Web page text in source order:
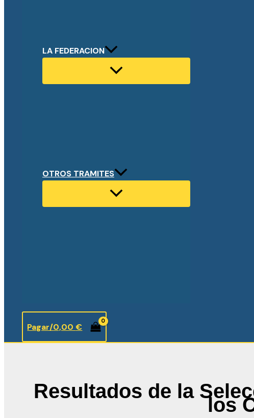
LA FEDERACION
OTROS TRAMITES
Pagar/0,00€
Resultados de la
los